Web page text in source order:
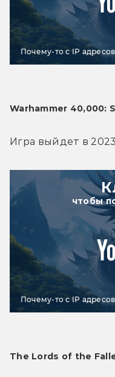
Почему-то с IP
Warhammer 40,000:
Игра выйдет в
чтобы
Почему-то с IP
The Lords of the